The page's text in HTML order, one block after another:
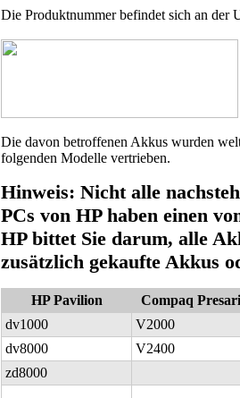
Die Produktnummer befindet sich an der
Die davon betroffenen Akkus wurden
folgenden Modelle vertrieben.
Hinweis: Nicht alle
PCs von HP haben einen
HP bittet Sie darum, alle
zusätzlich gekaufte Akkus
HP Pavilion
Compaq
dv1000
V2000
dv8000
V2400
zd8000